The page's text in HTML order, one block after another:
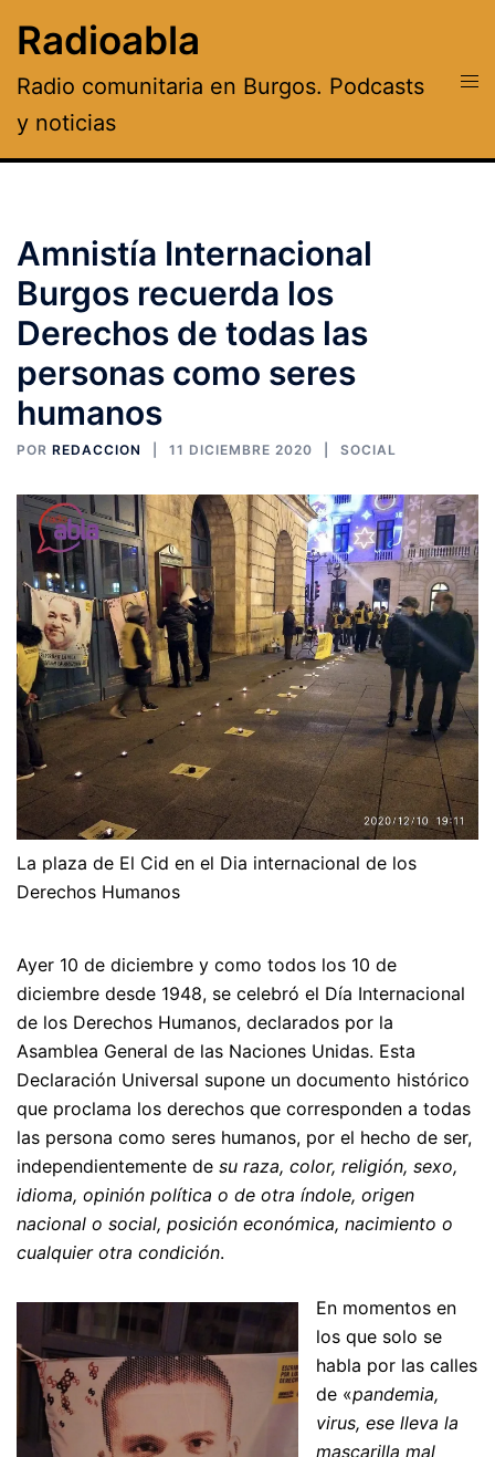
Radioabla
Radio comunitaria en Burgos. Podcasts
y noticias
Amnistía Internacional
Burgos recuerda los
Derechos de todas las
personas como seres
humanos
POR REDACCION 11 DICIEMBRE 2020 SOCIAL
La plaza de El Cid en el Dia internacional de los
Derechos Humanos
Ayer 10 de diciembre y como todos los 10 de
diciembre desde 1948, se celebró el Día Internacional
de los Derechos Humanos, declarados por la
Asamblea General de las Naciones Unidas. Esta
Declaración Universal supone un documento histórico
que proclama los derechos que corresponden a todas
las persona como seres humanos, por el hecho de ser,
independientemente de su raza, color, religión, sexo,
idioma, opinión política o de otra índole, origen
nacional o social, posición económica, nacimiento o
cualquier otra condición.
En momentos en
los que solo se
habla por las calles
de «pandemia,
virus, ese lleva la
mascarilla mal